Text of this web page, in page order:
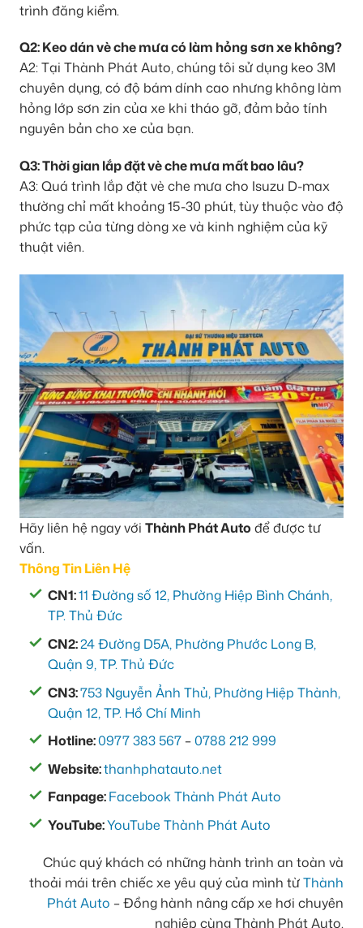
trình đăng kiểm.
Q2: Keo dán vè che mưa có làm hỏng sơn xe không?
A2: Tại Thành Phát Auto, chúng tôi sử dụng keo 3M
chuyên dụng, có độ bám dính cao nhưng không làm
hỏng lớp sơn zin của xe khi tháo gỡ, đảm bảo tính
nguyên bản cho xe của bạn.
Q3: Thời gian lắp đặt vè che mưa mất bao lâu?
A3: Quá trình lắp đặt vè che mưa cho Isuzu D-max
thường chỉ mất khoảng 15-30 phút, tùy thuộc vào độ
phức tạp của từng dòng xe và kinh nghiệm của kỹ
thuật viên.
Hãy liên hệ ngay với Thành Phát Auto để được tư
vấn.
Thông Tin Liên Hệ
CN1:11 Đường số 12, Phường Hiệp Bình Chánh,
TP. Thủ Đức
CN2:24 Đường D5A, Phường Phước Long B,
Quận 9, TP. Thủ Đức
CN3:753 Nguyễn Ảnh Thủ, Phường Hiệp Thành,
Quận 12, TP. Hồ Chí Minh
Hotline:0977 383 567 –0788 212 999
Website:thanhphatauto.net
Fanpage:Facebook Thành Phát Auto
YouTube:YouTube Thành Phát Auto
Chúc quý khách có những hành trình an toàn và
thoải mái trên chiếc xe yêu quý của mình từThành
Phát Auto – Đồng hành nâng cấp xe hơi chuyên
nghiệp cùng Thành Phát Auto.